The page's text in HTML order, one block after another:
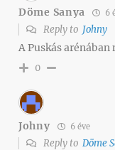
Döme Sanya 6
Reply to Johny
A Puskás
0
Johny 6 éve
Reply to Döme